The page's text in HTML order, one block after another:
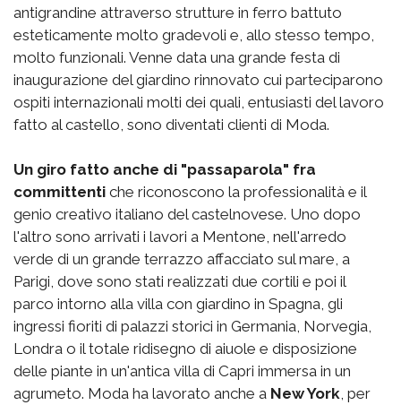
antigrandine attraverso strutture in ferro battuto
esteticamente molto gradevoli e, allo stesso tempo,
molto funzionali. Venne data una grande festa di
inaugurazione del giardino rinnovato cui parteciparono
ospiti internazionali molti dei quali, entusiasti del lavoro
fatto al castello, sono diventati clienti di Moda.
Un giro fatto anche di "passaparola" fra
committenti che riconoscono la professionalità e il
genio creativo italiano del castelnovese. Uno dopo
l'altro sono arrivati i lavori a Mentone, nell'arredo
verde di un grande terrazzo affacciato sul mare, a
Parigi, dove sono stati realizzati due cortili e poi il
parco intorno alla villa con giardino in Spagna, gli
ingressi fioriti di palazzi storici in Germania, Norvegia,
Londra o il totale ridisegno di aiuole e disposizione
delle piante in un'antica villa di Capri immersa in un
agrumeto. Moda ha lavorato anche a New York , per